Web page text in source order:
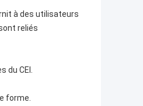
à des utilisateurs
reliés
du CEI.
forme.